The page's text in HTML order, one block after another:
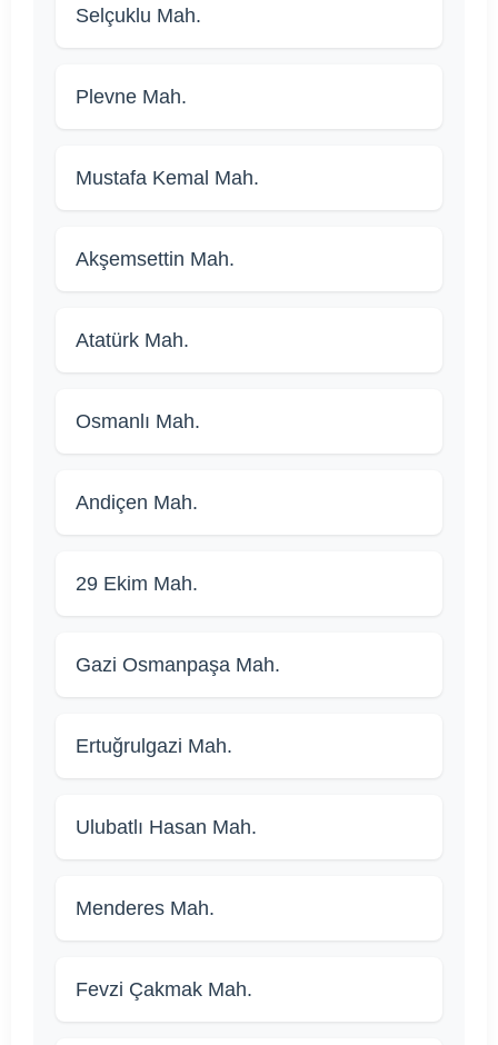
Selçuklu Mah.
Plevne Mah.
Mustafa Kemal Mah.
Akşemsettin Mah.
Atatürk Mah.
Osmanlı Mah.
Andiçen Mah.
29 Ekim Mah.
Gazi Osmanpaşa Mah.
Ertuğrulgazi Mah.
Ulubatlı Hasan Mah.
Menderes Mah.
Fevzi Çakmak Mah.